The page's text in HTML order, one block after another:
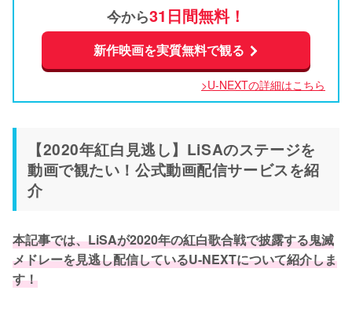
今から31日間無料！
新作映画を実質無料で観る
>U-NEXTの詳細はこちら
【2020年紅白見逃し】LiSAのステージを
動画で観たい！公式動画配信サービスを紹
介
本記事では、LiSAが2020年の紅白歌合戦で披露する鬼滅
メドレーを見逃し配信しているU-NEXTについて紹介しま
す！